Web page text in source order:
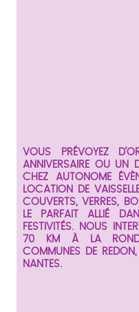
VOUS PRÉVOYEZ
ANNIVERSAIRE OU UN
CHEZ AUTONOME
LOCATION DE
COUVERTS, VERRES,
LE PARFAIT ALLIÉ
FESTIVITÉS. NOUS
70 KM À LA
COMMUNES DE
NANTES.